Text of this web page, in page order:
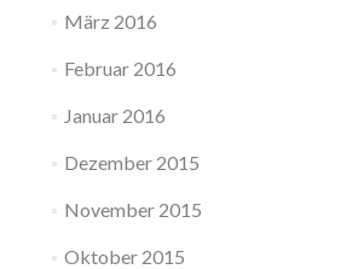
März 2016
Februar 2016
Januar 2016
Dezember 2015
November 2015
Oktober 2015